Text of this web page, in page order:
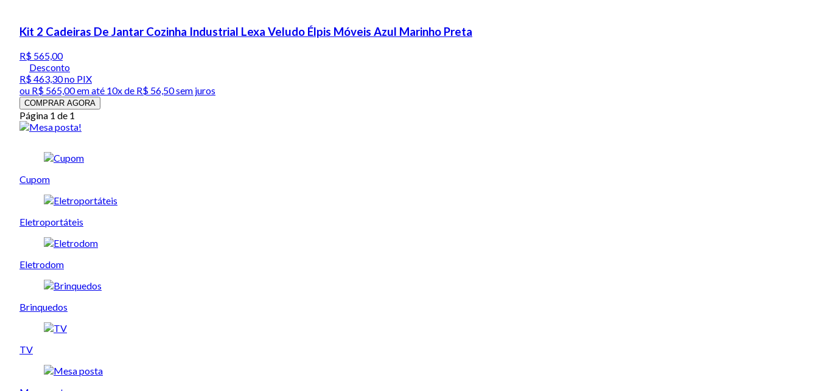
Kit 2 Cadeiras De Jantar Cozinha Industrial Lexa Veludo Élpis Móveis Azul Marinho Preta
R$ 565,00
Desconto
R$ 463,30no PIX
ou R$ 565,00em até 10x de R$ 56,50 sem juros
COMPRAR AGORA
Página 1 de 1
Cupom
Eletroportáteis
Eletrodom
Brinquedos
TV